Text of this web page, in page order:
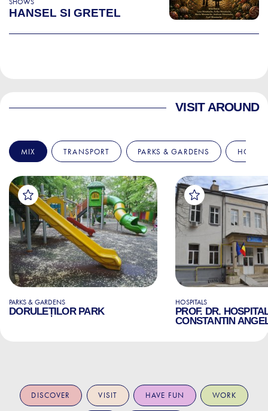
SHOWS
HANSEL SI GRETEL
VISIT AROUND
MIX TRANSPORT PARKS & GARDENS
PARKS & GARDENS
DORULEȚILOR PARK
HOSPITALS
PROF. DR.
CONSTANTIN
DISCOVER VISIT HAVE FUN WORK